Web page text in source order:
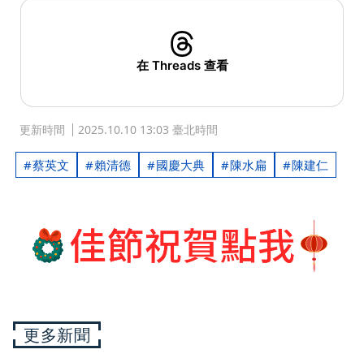
在 Threads 查看
更新時間 2025.10.10 13:03 臺北時間
蔡英文 賴清德 國慶大典 陳水扁 陳建仁
更多新聞